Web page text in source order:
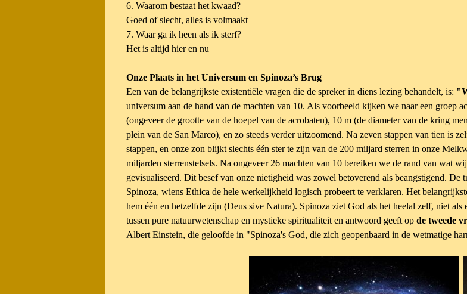
6. Waarom bestaat het kwaad?
Goed of slecht, alles is volmaakt
7. Waar ga ik heen als ik sterf?
Het is altijd hier en nu
Onze Plaats in het Universum en Spinoza’s Brug
Een van de belangrijkste existentiële vragen die de spreker in diens lezing behandelt, is:
universum aan de hand van de machten van 10. Als voorbeeld kijken we naar een groep
(ongeveer de grootte van de hoepel van de acrobaten), 10 m (de diameter van de kring
plein van de San Marco), en zo steeds verder uitzoomend. Na zeven stappen van tien is
stappen, en onze zon blijkt slechts één ster te zijn van de 200 miljard sterren in onze
miljarden sterrenstelsels. Na ongeveer 26 machten van 10 bereiken we de rand van wat
gevisualiseerd. Dit besef van onze nietigheid was zowel betoverend als beangstigend.De
Spinoza, wiens Ethica de helewerkelijkheid logisch probeert te verklaren. Het
hem één en hetzelfde zijn (Deus siveNatura). Spinoza ziet God als het heelal zelf, niet als
tussen pure natuurwetenschap enmystieke spiritualiteit en antwoord geeft opde tweede
Albert Einstein, die geloofde in "Spinoza's God,die zich geopenbaard in de wetmatige